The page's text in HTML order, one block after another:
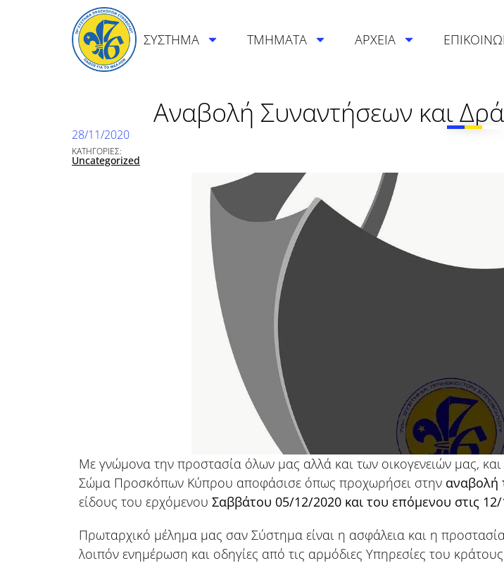
ΣΥΣΤΗΜΑ ΤΜΗΜΑΤΑ ΑΡΧΕΙΑ
Αναβολή Συναντήσεων και
28/11/2020
ΚΑΤΗΓΟΡΙΕΣ:
Uncategorized
Με γνώμονα την προστασία όλων μας αλλά και των οικογενειών μας,
Σώμα Προσκόπων Κύπρου αποφάσισε όπως προχωρήσει στην αναβολή
είδους του ερχόμενου Σαββάτου 05/12/2020 και του επόμενου στις
Πρωταρχικό μέλημα μας σαν Σύστημα είναι η ασφάλεια και η
λοιπόν ενημέρωση και οδηγίες από τις αρμόδιες Υπηρεσίες του